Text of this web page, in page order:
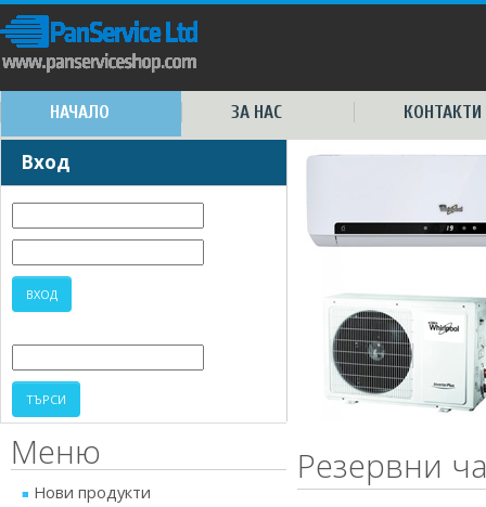
НАЧАЛО ЗА НАС КОНТАКТИ
Вход
Меню
Нови продукти
Резервни